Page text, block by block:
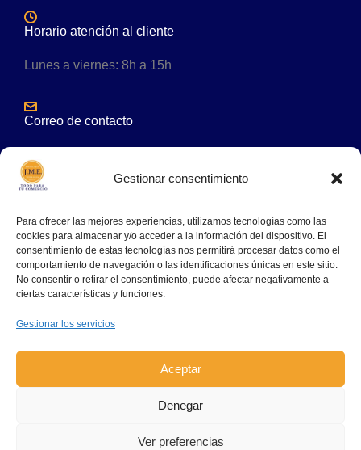
Gestionar consentimiento
Para ofrecer las mejores experiencias, utilizamos tecnologías como las
cookies para almacenar y/o acceder a la información del dispositivo. El
consentimiento de estas tecnologías nos permitirá procesar datos como el
comportamiento de navegación o las identificaciones únicas en este sitio.
No consentir o retirar el consentimiento, puede afectar negativamente a
ciertas características y funciones.
Gestionar los servicios
Aceptar
Denegar
Ver preferencias
Horario atención al cliente
Lunes a viernes: 8h a 15h
Correo de contacto
© Embalajes JME Terrassa, SL | 2024 Todos los
Aviso legal